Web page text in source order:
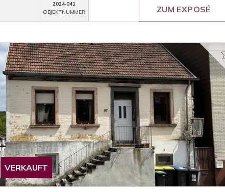
2024-041
OBJEKTNUMMER
ZUM EXPOSÉ
VERKAUFT